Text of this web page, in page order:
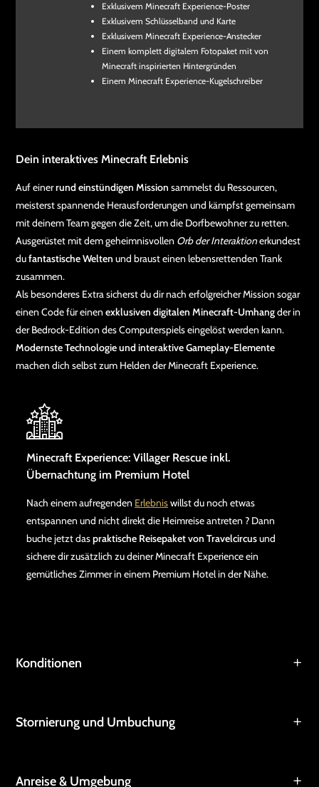
Exklusivem Minecraft Experience-Poster
Exklusivem Schlüsselband und Karte
Exklusivem Minecraft Experience-Anstecker
Einem komplett digitalem Fotopaket mit von
Minecraft inspirierten Hintergründen
Einem Minecraft Experience-Kugelschreiber
Dein interaktives Minecraft Erlebnis
Auf einerrund einstündigen Mission sammelst du Ressourcen,
meisterst spannende Herausforderungen und kämpfst gemeinsam
mit deinem Team gegen die Zeit, um die Dorfbewohner zu retten.
Ausgerüstet mit dem geheimnisvollen Orb der Interaktionerkundest
dufantastische Welten und braust einen lebensrettenden Trank
zusammen.
Als besonderes Extra sicherst du dir nach erfolgreicher Mission sogar
einen Code für einen exklusiven digitalen Minecraft-Umhangder in
der Bedrock-Edition des Computerspiels eingelöst werden kann.
Modernste Technologie und interaktive Gameplay-Elemente
machen dich selbst zum Helden der Minecraft Experience.
Minecraft Experience: Villager Rescue inkl.
Übernachtung im Premium Hotel
Nach einem aufregenden Erlebniswillst du noch etwas
entspannen und nicht direkt die Heimreise antreten ? Dann
buche jetzt daspraktische Reisepaket von Travelcircusund
sichere dir zusätzlich zu deiner Minecraft Experience ein
gemütliches Zimmer in einem Premium Hotel in der Nähe.
Konditionen
Stornierung und Umbuchung
Anreise & Umgebung